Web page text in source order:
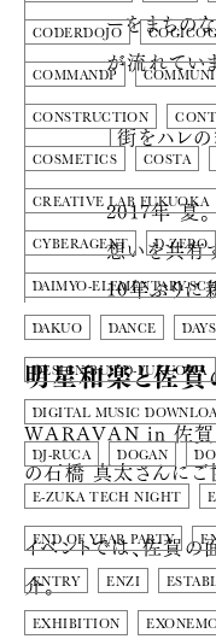
CODERDOJO
COMMANDP
CONSTRUCTION
COSMETICS COSTA
CREATIVE LAB FUKUOKA
CYBERAGENT D-ZERO
DAIMYO-ELEMENTARY-
DAKUO DANCE
DESIGN-BUILD-FUKUOKA
DIGITAL MUSIC
DJ-RUCA DOGAN
E-ZUKA TECH NIGHT
END OF YEAR PARTY
ENTRY ENZI
EXHIBITION
ーをまちの
が流れてい
「街をハレ
2017年 夏。
想いを共有
10年ぶりに
明星和楽と佐賀
WARAVAN in 佐賀
の石橋 真太さんにご
イベントでは、佐賀の
介。